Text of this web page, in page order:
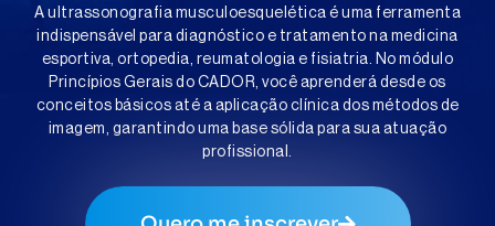
A ultrassonografia musculoesquelética é uma ferramenta
indispensável para diagnóstico e tratamento na medicina
esportiva, ortopedia, reumatologia e fisiatria. No módulo
Princípios Gerais do CADOR, você aprenderá desde os
conceitos básicos até a aplicação clínica dos métodos de
imagem, garantindo uma base sólida para sua atuação
profissional.